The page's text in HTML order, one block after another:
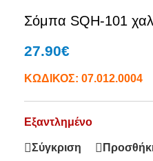
Σόμπα SQH-101
27.90€
ΚΩΔΙΚΟΣ: 07.012.0004
Εξαντλημένο
Σύγκριση